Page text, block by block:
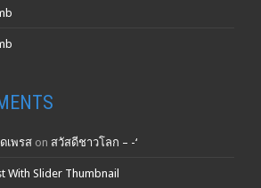
เพรส on สวัสดีชาวโลก – -‘
With Slider Thumbnail